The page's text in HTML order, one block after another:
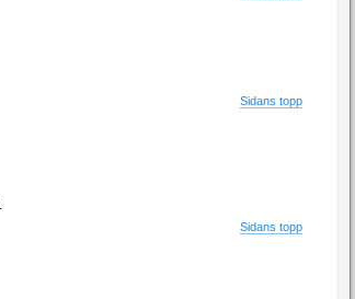
Sidans topp
Sidans topp